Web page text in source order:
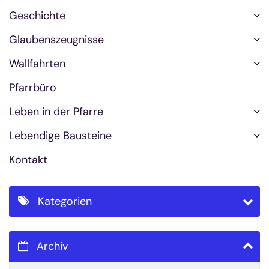
Geschichte
Glaubenszeugnisse
Wallfahrten
Pfarrbüro
Leben in der Pfarre
Lebendige Bausteine
Kontakt
Kategorien
Archiv